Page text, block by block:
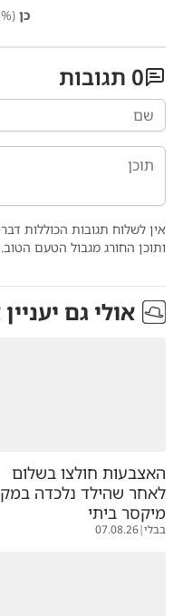
כן (
%)
0 תגובות
אין לשלוח תגובות הכוללות
ותוכן החורג מגבול הטעם הטוב.
אולי גם
האצבעות חולצו בשלום
לאחר שהילד נלכדה
מיקסר ביתי
בבלי|
07.08.26